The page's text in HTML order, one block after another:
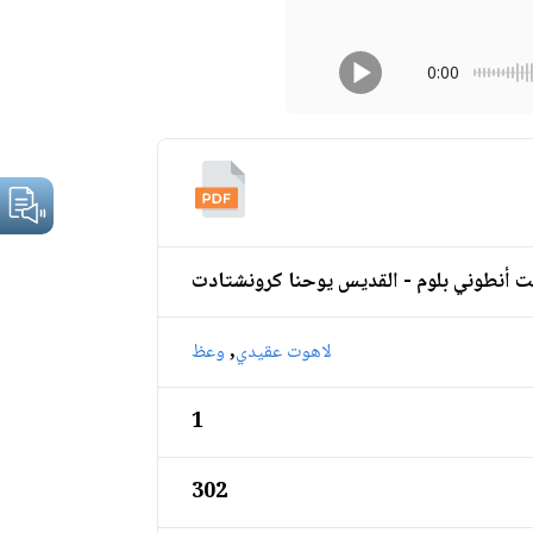
0:00
أنطوني بلوم - القديس يوحنا كرونشتادت
لاهوت عقيدي,وعظ
1
302